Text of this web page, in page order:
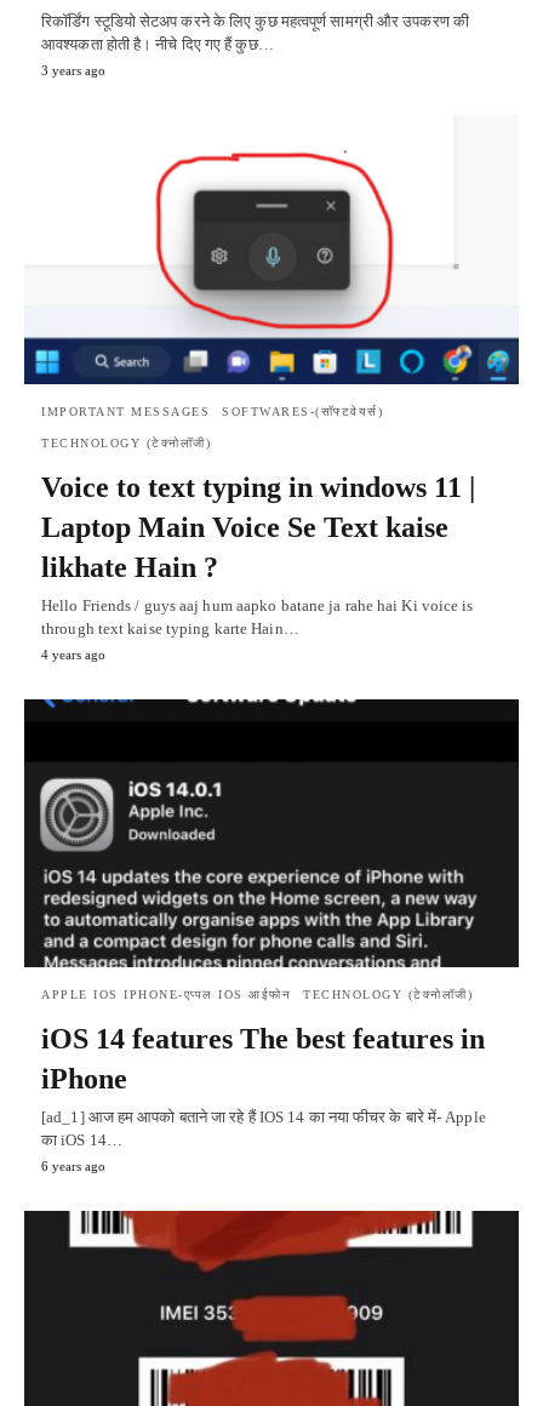
रिकॉर्डिंग स्टूडियो सेटअप करने के लिए कुछ महत्वपूर्ण सामग्री और उपकरण की
आवश्यकता होती है। नीचे दिए गए हैं कुछ…
3 years ago
IMPORTANT MESSAGES SOFTWARES-(सॉफ्टवेयर्स)
TECHNOLOGY (टेक्नोलॉजी)
Voice to text typing in windows 11 |
Laptop Main Voice Se Text kaise
likhate Hain ?
Hello Friends / guys aaj hum aapko batane ja rahe hai Ki voice is
through text kaise typing karte Hain…
4 years ago
APPLE IOS IPHONE-एप्पल IOS आईफोन TECHNOLOGY (टेक्नोलॉजी)
iOS 14 features The best features in
iPhone
[ad_1] आज हम आपको बताने जा रहे हैं IOS 14 का नया फीचर के बारे में- Apple
का iOS 14…
6 years ago